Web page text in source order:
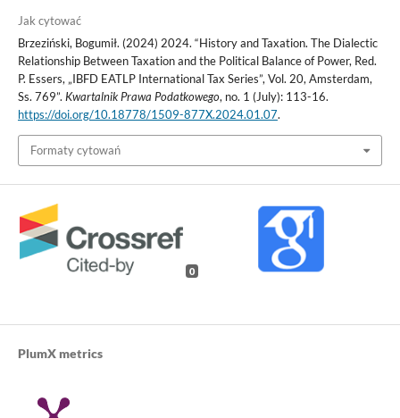
Jak cytować
Brzeziński, Bogumił. (2024) 2024. “History and Taxation. The Dialectic
Relationship Between Taxation and the Political Balance of Power, Red.
P. Essers, „IBFD EATLP International Tax Series”, Vol. 20, Amsterdam,
Ss. 769”. Kwartalnik Prawa Podatkowego, no. 1 (July): 113-16.
https://doi.org/10.18778/1509-877X.2024.01.07.
Formaty cytowań
0
PlumX metrics